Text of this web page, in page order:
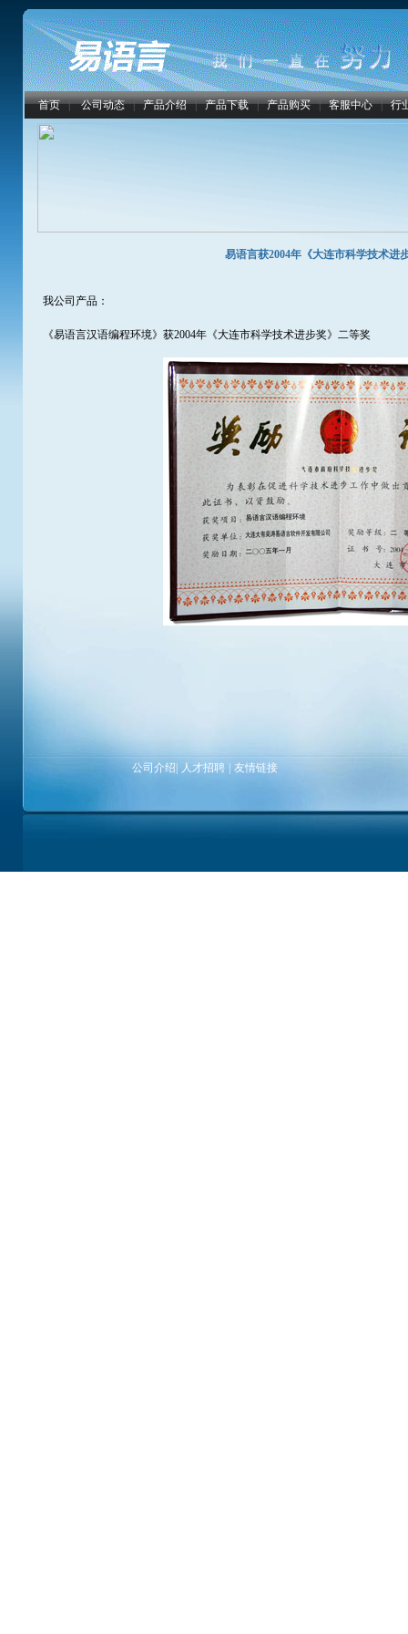
首页 | 公司动态 | 产品介绍 | 产品下载 | 产品购买 | 客服中心 | 行
易语言获2004年《大连市科学技术进
我公司产品：
《易语言汉语编程环境》获2004年《大连市科学技术进步奖》二等奖
公司介绍 人才招聘 友情链接